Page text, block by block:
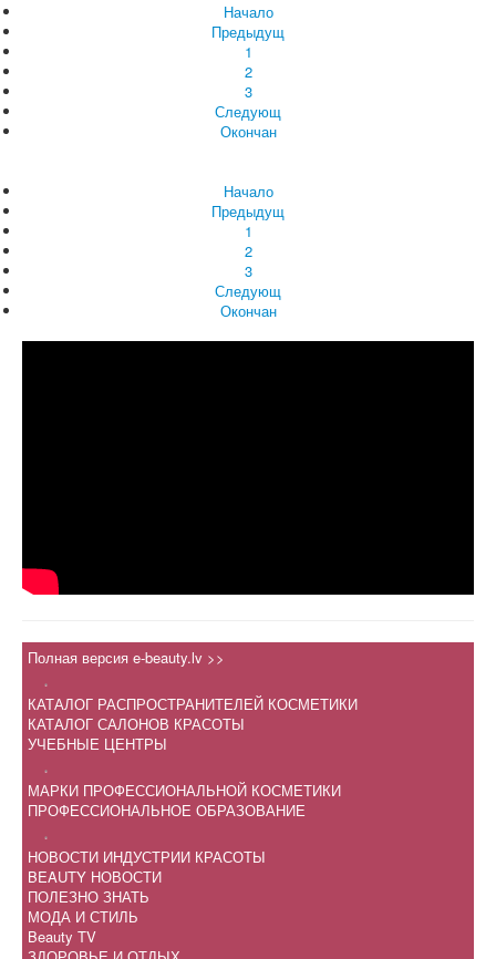
Начало
Предыдущ
1
2
3
Следующ
Окончан
Начало
Предыдущ
1
2
3
Следующ
Окончан
Полная версия e-beauty.lv >>
.
КАТАЛОГ РАСПРОСТРАНИТЕЛЕЙ КОСМЕТИКИ
КАТАЛОГ САЛОНОВ КРАСОТЫ
УЧЕБНЫЕ ЦЕНТРЫ
.
МАРКИ ПРОФЕССИОНАЛЬНОЙ КОСМЕТИКИ
ПРОФЕССИОНАЛЬНОЕ ОБРАЗОВАНИЕ
.
НОВОСТИ ИНДУСТРИИ КРАСОТЫ
BEAUTY НОВОСТИ
ПОЛЕЗНО ЗНАТЬ
МОДА И СТИЛЬ
Beauty TV